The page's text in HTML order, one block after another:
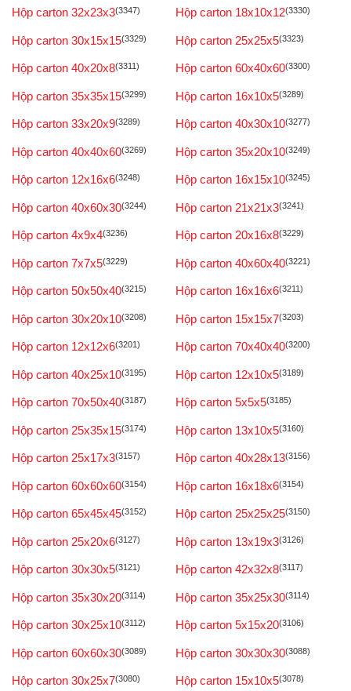
Hộp carton 32x23x3(3347) Hộp carton 18x10x12(3330)
Hộp carton 30x15x15(3329) Hộp carton 25x25x5(3323)
Hộp carton 40x20x8(3311) Hộp carton 60x40x60(3300)
Hộp carton 35x35x15(3299) Hộp carton 16x10x5(3289)
Hộp carton 33x20x9(3289) Hộp carton 40x30x10(3277)
Hộp carton 40x40x60(3269) Hộp carton 35x20x10(3249)
Hộp carton 12x16x6(3248) Hộp carton 16x15x10(3245)
Hộp carton 40x60x30(3244) Hộp carton 21x21x3(3241)
Hộp carton 4x9x4(3236) Hộp carton 20x16x8(3229)
Hộp carton 7x7x5(3229) Hộp carton 40x60x40(3221)
Hộp carton 50x50x40(3215) Hộp carton 16x16x6(3211)
Hộp carton 30x20x10(3208) Hộp carton 15x15x7(3203)
Hộp carton 12x12x6(3201) Hộp carton 70x40x40(3200)
Hộp carton 40x25x10(3195) Hộp carton 12x10x5(3189)
Hộp carton 70x50x40(3187) Hộp carton 5x5x5(3185)
Hộp carton 25x35x15(3174) Hộp carton 13x10x5(3160)
Hộp carton 25x17x3(3157) Hộp carton 40x28x13(3156)
Hộp carton 60x60x60(3154) Hộp carton 16x18x6(3154)
Hộp carton 65x45x45(3152) Hộp carton 25x25x25(3150)
Hộp carton 25x20x6(3127) Hộp carton 13x19x3(3126)
Hộp carton 30x30x5(3121) Hộp carton 42x32x8(3117)
Hộp carton 35x30x20(3114) Hộp carton 35x25x30(3114)
Hộp carton 30x25x10(3112) Hộp carton 5x15x20(3106)
Hộp carton 60x60x30(3089) Hộp carton 30x30x30(3088)
Hộp carton 30x25x7(3080) Hộp carton 15x10x5(3078)